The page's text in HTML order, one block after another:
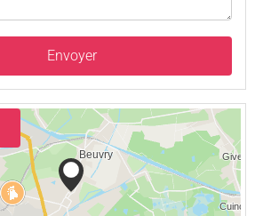
Envoyer